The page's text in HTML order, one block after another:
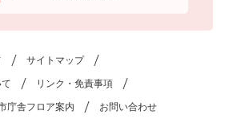
サイトマップ
リンク・免責事項
庁舎フロア案内 お問い合わせ